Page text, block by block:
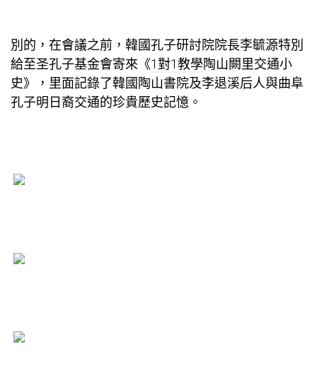
別的，在會議之前，韓國孔子研討院院長李毓源特別
給至圣孔子基金會寄來《1對1教學陶山闕里交通小
史》，里面記錄了韓國陶山書院及李退溪后人與曲阜
孔子明日裔交通的珍貴歷史記憶。